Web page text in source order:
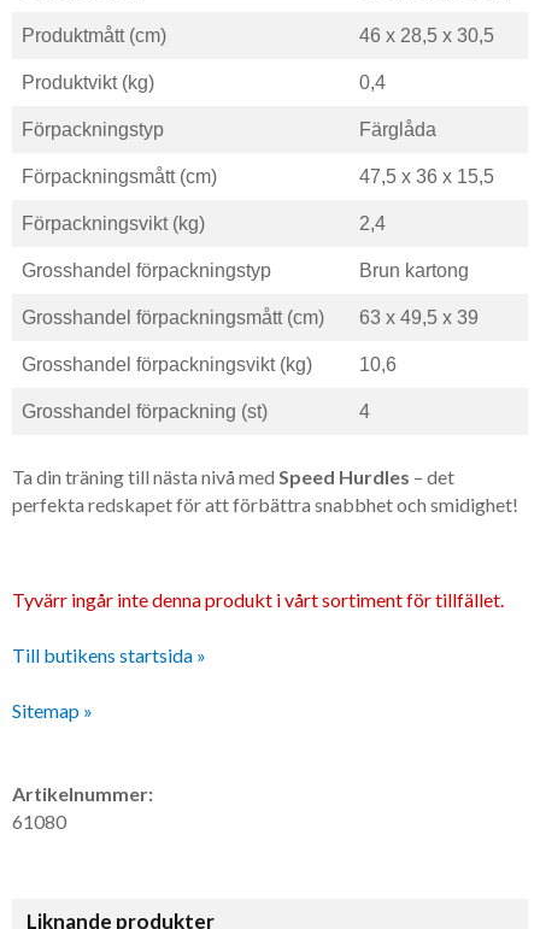
Produktmått (cm) 46 x 28,5 x 30,5
Produktvikt (kg) 0,4
Förpackningstyp Färglåda
Förpackningsmått (cm) 47,5 x 36 x 15,5
Förpackningsvikt (kg) 2,4
Grosshandel förpackningstyp Brun kartong
Grosshandel förpackningsmått (cm) 63 x 49,5 x 39
Grosshandel förpackningsvikt (kg) 10,6
Grosshandel förpackning (st) 4
Ta din träning till nästa nivå med Speed Hurdles – det
perfekta redskapet för att förbättra snabbhet och smidighet!
Tyvärr ingår inte denna produkt i vårt sortiment för tillfället.
Till butikens startsida »
Sitemap »
Artikelnummer:
61080
Liknande produkter